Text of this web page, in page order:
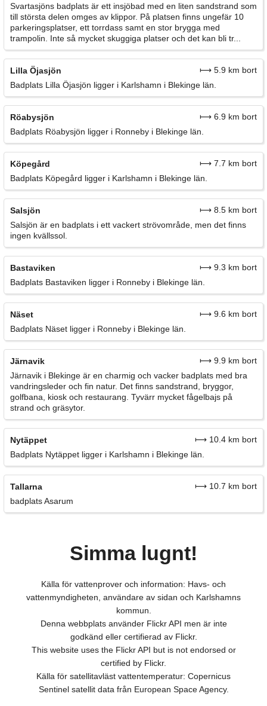
Svartasjöns badplats är ett insjöbad med en liten sandstrand som
till största delen omges av klippor. På platsen finns ungefär 10
parkeringsplatser, ett torrdass samt en stor brygga med
trampolin. Inte så mycket skuggiga platser och det kan bli tr...
Lilla Öjasjön
⟼ 5.9 km bort
Badplats Lilla Öjasjön ligger i Karlshamn i Blekinge län.
Röabysjön
⟼ 6.9 km bort
Badplats Röabysjön ligger i Ronneby i Blekinge län.
Köpegård
⟼ 7.7 km bort
Badplats Köpegård ligger i Karlshamn i Blekinge län.
Salsjön
⟼ 8.5 km bort
Salsjön är en badplats i ett vackert strövområde, men det finns
ingen kvällssol.
Bastaviken
⟼ 9.3 km bort
Badplats Bastaviken ligger i Ronneby i Blekinge län.
Näset
⟼ 9.6 km bort
Badplats Näset ligger i Ronneby i Blekinge län.
Järnavik
⟼ 9.9 km bort
Järnavik i Blekinge är en charmig och vacker badplats med bra
vandringsleder och fin natur. Det finns sandstrand, bryggor,
golfbana, kiosk och restaurang. Tyvärr mycket fågelbajs på
strand och gräsytor.
Nytäppet
⟼ 10.4 km bort
Badplats Nytäppet ligger i Karlshamn i Blekinge län.
Tallarna
⟼ 10.7 km bort
badplats Asarum
Simma lugnt!
Källa för vattenprover och information: Havs- och
vattenmyndigheten, användare av sidan och Karlshamns
kommun.
Denna webbplats använder Flickr API men är inte
godkänd eller certifierad av Flickr.
This website uses the Flickr API but is not endorsed or
certified by Flickr.
Källa för satellitavläst vattentemperatur: Copernicus
Sentinel satellit data från European Space Agency.